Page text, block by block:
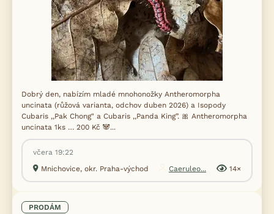
Dobrý den, nabízím mladé mnohonožky Antheromorpha
uncinata (růžová varianta, odchov duben 2026) a Isopody
Cubaris ,,Pak Chong" a Cubaris ,,Panda King”. 🎀 Antheromorpha
uncinata 1ks … 200 Kč 🐼...
včera 19:22
Mnichovice, okr. Praha-východ
Caeruleo... 14×
PRODÁM